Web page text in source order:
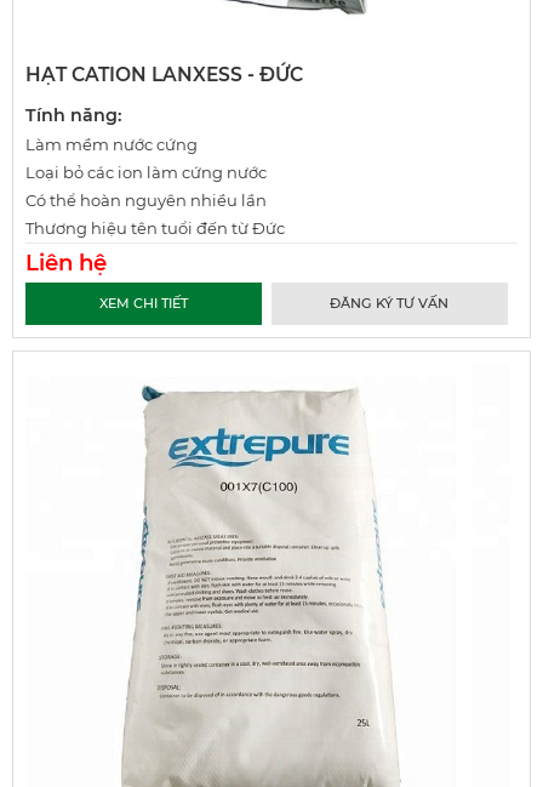
HẠT CATION LANXESS - ĐỨC
Tính năng:
Làm mềm nước cứng
Loại bỏ các ion làm cứng nước
Có thể hoàn nguyên nhiều lần
Thương hiệu tên tuổi đến từ Đức
Liên hệ
XEM CHI TIẾT ĐĂNG KÝ TƯ VẤN